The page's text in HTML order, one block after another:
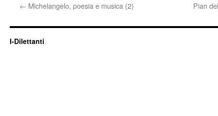
← Michelangelo, poesia e musica (2) Pian
I-Dilettanti